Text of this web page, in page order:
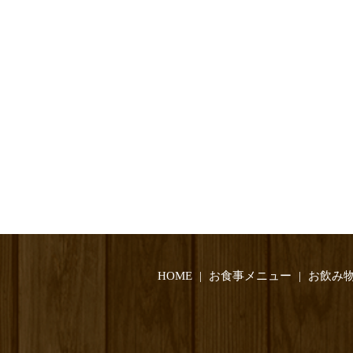
HOME お食事メニュー お飲み